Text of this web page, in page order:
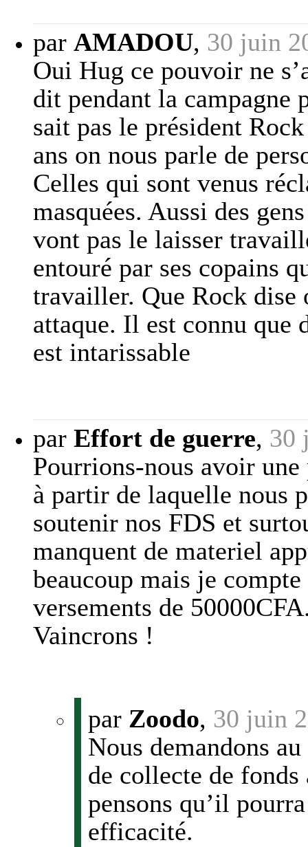
par AMADOU, 30 juin
Oui Hug ce pouvoir ne
dit pendant la campagne
sait pas le président
ans on nous parle de
Celles qui sont venus
masquées. Aussi des
vont pas le laisser
entouré par ses copains
travailler. Que Rock dise
attaque. Il est connu que
est intarissable
par Effort de guerre, 30
Pourrions-nous avoir
à partir de laquelle nous
soutenir nos FDS et
manquent de materiel
beaucoup mais je
versements de
Vaincrons !
par Zoodo, 30 juin
Nous demandons
de collecte de
pensons qu’il
efficacité.